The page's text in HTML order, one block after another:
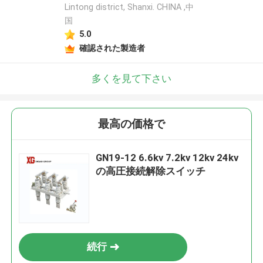
Lintong district, Shanxi. CHINA ,中
国
5.0
確認された製造者
多くを見て下さい
最高の価格で
GN19-12 6.6kv 7.2kv 12kv 24kv
の高圧接続解除スイッチ
続行